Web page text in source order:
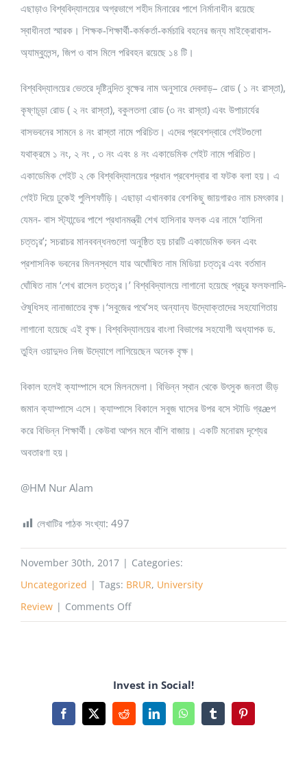
এছাড়াও বিশ্ববিদ্যালয়ের অগ্রভাগে শহীদ মিনারের পাশে নির্মানাধীন রয়েছে
স্বাধীনতা স্মারক। শিক্ষক-শিক্ষার্থী-কর্মকর্তা-কর্মচারি বহনের জন্য মাইক্রোবাস-
অ্যাম্বুলেন্স, জিপ ও বাস মিলে পরিবহন রয়েছে ১৪ টি।
বিশ্ববিদ্যালয়ের ভেতরে দৃষ্টিনন্দিত বৃক্ষের নাম অনুসারে দেবদাড়– রোড ( ১ নং রাস্তা),
কৃষ্ণচূড়া রোড ( ২ নং রাস্তা), বকুলতলা রোড (৩ নং রাস্তা) এবং উপাচার্যের
বাসভবনের সামনে ৪ নং রাস্তা নামে পরিচিত। এদের প্রবেশদ্বারে গেইটগুলো
যথাক্রমে ১ নং, ২ নং , ৩ নং এবং ৪ নং একাডেমিক গেইট নামে পরিচিত।
একাডেমিক গেইট ২ কে বিশ্ববিদ্যালয়ের প্রধান প্রবেশদ্বার বা ফটক বলা হয়। এ
গেইট দিয়ে ঢুকেই পুলিশফাঁড়ি। এছাড়া এখানকার বেশকিছু জায়গারও নাম চমৎকার।
যেমন- বাস স্ট্যান্ডের পাশে প্রধানমন্ত্রী শেখ হাসিনার ফলক এর নামে ‘হাসিনা
চত্ত¡র’; সচরাচর মানববন্ধনগুলো অনুষ্ঠিত হয় চারটি একাডেমিক ভবন এবং
প্রশাসনিক ভবনের মিলনস্থলে যার অঘোঁষিত নাম মিডিয়া চত্ত¡র এবং বর্তমান
ঘোঁষিত নাম ‘শেখ রাসেল চত্ত¡র।’ বিশ্ববিদ্যালয়ে লাগানো হয়েছে প্রচুর ফলফলাদি-
ঔষুধিসহ নানাজাতের বৃক্ষ।‘সবুজের পথে’সহ অন্যান্য উদ্যোক্তাদের সহযোগিতায়
লাগানো হয়েছে এই বৃক্ষ। বিশ্ববিদ্যালয়ের বাংলা বিভাগের সহযোগী অধ্যাপক ড.
তুহিন ওয়াদুদও নিজ উদ্যোগে লাগিয়েছেন অনেক বৃক্ষ।
বিকাল হলেই ক্যাম্পাসে বসে মিলনমেলা। বিভিন্ন স্থান থেকে উৎসুক জনতা ভীড়
জমান ক্যাম্পাসে এসে। ক্যাম্পাসে বিকালে সবুজ ঘাসের উপর বসে স্টাডি গ্রæপ
করে বিভিন্ন শিক্ষার্থী। কেউবা আপন মনে বাঁশি বাজায়। একটি মনোরম দৃশ্যের
অবতারণা হয়।
@HM Nur Alam
লেখাটির পাঠক সংখ্যা: 497
November 30th, 2017 | Categories:
Uncategorized | Tags: BRUR, University
Review | Comments Offon
,
Rangpur
Invest in Social!
Facebook
X RedditLinkedInWhatsAppTumblrPinterest